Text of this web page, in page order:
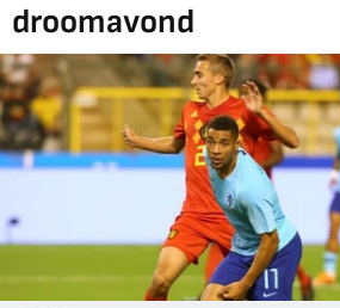
droomavond